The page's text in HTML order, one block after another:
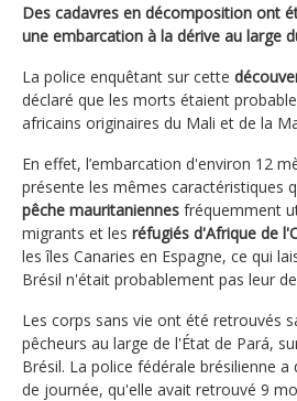
Des cadavres en décomposition ont
une embarcation à la dérive au large
La police enquêtant sur cette
déclaré que les morts étaient
africains originaires du Mali et de la
En effet, l’embarcation d'environ 12
présente les mêmes caractéristiques
pêche mauritaniennes fréquemment
migrants et les réfugiés d'Afrique de
les îles Canaries en Espagne, ce qui
Brésil n'était probablement pas leur
Les corps sans vie ont été retrouvés
pêcheurs au large de l'État de Pará,
Brésil. La police fédérale brésilienne a
de journée, qu'elle avait retrouvé 9